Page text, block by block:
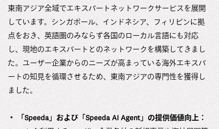
東南アジア全域でエキスパートネットワークサービスを展開
しています。シンガポール、インドネシア、フィリピンに拠
点をおき、英語圏のみならず各国のローカル言語にも対応
し、現地のエキスパートとのネットワークを構築してきまし
た。ユーザー企業からのニーズが高まっている海外エキスパ
ートの知見を循環させるため、東南アジアの専門性を獲得し
ました。
・ 「Speeda」および「Speeda AI Agent」の提供価値向上：